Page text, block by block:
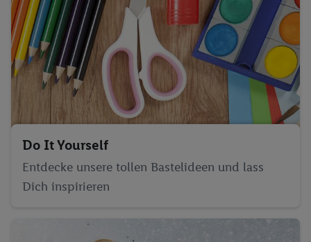
Do It Yourself
Entdecke unsere tollen Bastelideen und lass
Dich inspirieren